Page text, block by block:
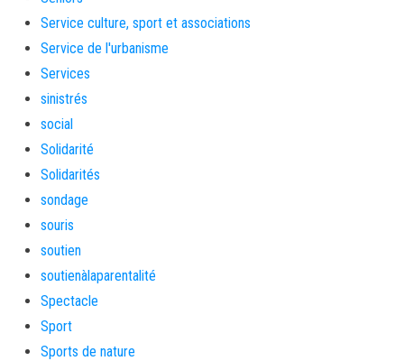
Service culture, sport et associations
Service de l'urbanisme
Services
sinistrés
social
Solidarité
Solidarités
sondage
souris
soutien
soutienàlaparentalité
Spectacle
Sport
Sports de nature